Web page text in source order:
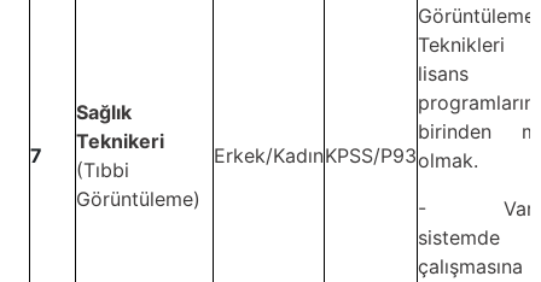
7
Sağlık
Teknikeri
(Tıbbi
Görüntüleme)
Erkek/KadınKPSS/P93
Görüntüleme
lisans
birinden
olmak.
-
sistemde
çalışmasına